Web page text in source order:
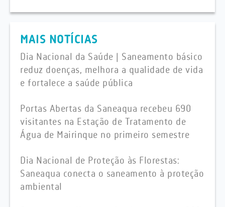
MAIS NOTÍCIAS
Dia Nacional da Saúde | Saneamento básico
reduz doenças, melhora a qualidade de vida
e fortalece a saúde pública
Portas Abertas da Saneaqua recebeu 690
visitantes na Estação de Tratamento de
Água de Mairinque no primeiro semestre
Dia Nacional de Proteção às Florestas:
Saneaqua conecta o saneamento à proteção
ambiental